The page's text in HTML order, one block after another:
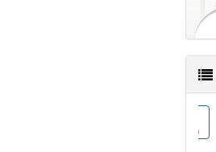
Nektar (argipena)